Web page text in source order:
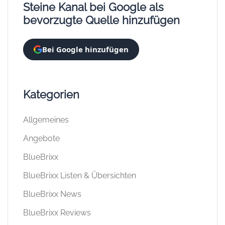
Steine Kanal bei Google als
bevorzugte Quelle hinzufügen
Bei Google hinzufügen
Kategorien
Allgemeines
Angebote
BlueBrixx
BlueBrixx Listen & Übersichten
BlueBrixx News
BlueBrixx Reviews